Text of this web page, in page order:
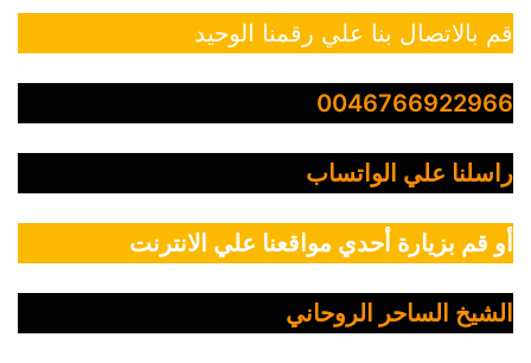
قم بالاتصال بنا علي رقمنا الوحيد
0046766922966
راسلنا علي الواتساب
أو قم بزيارة أحدي مواقعنا علي الانترنت
الشيخ الساحر الروحاني